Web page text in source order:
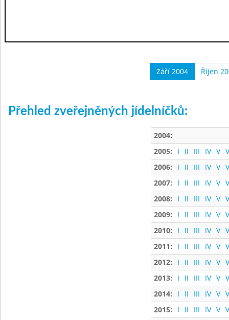
Září 2004 Říjen
Přehled zveřejněných jídelníčků:
2004:
2005:
I II III IV V
2006:
I II III IV V
2007:
I II III IV V
2008:
I II III IV V
2009:
I II III IV V
2010:
I II III IV V
2011:
I II III IV V
2012:
I II III IV V
2013:
I II III IV V
2014:
I II III IV V
2015:
I II III IV V